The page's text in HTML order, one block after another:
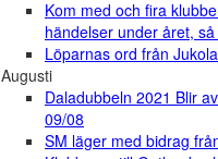
Kom med och fira
händelser under året,
Löparnas ord från Jukola
Augusti
Daladubbeln 2021 Blir
09/08
SM läger med bidrag